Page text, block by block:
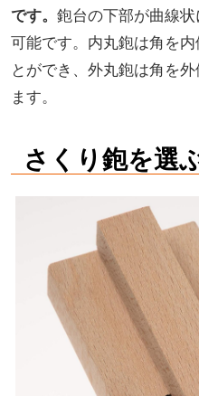
です。 鉋台の下部が曲線
可能です。内丸鉋は角を
とができ、外丸鉋は角を
ます。
さくり鉋を選